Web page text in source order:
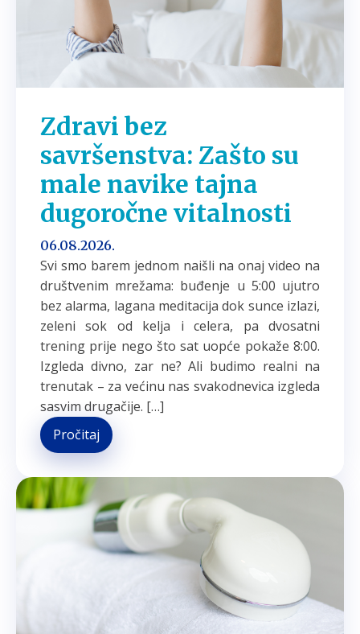
Zdravi bez
savršenstva: Zašto su
male navike tajna
dugoročne vitalnosti
06.08.2026.
Svi smo barem jednom naišli na onaj video na
društvenim mrežama: buđenje u 5:00 ujutro
bez alarma, lagana meditacija dok sunce izlazi,
zeleni sok od kelja i celera, pa dvosatni
trening prije nego što sat uopće pokaže 8:00.
Izgleda divno, zar ne? Ali budimo realni na
trenutak – za većinu nas svakodnevica izgleda
sasvim drugačije. […]
Pročitaj